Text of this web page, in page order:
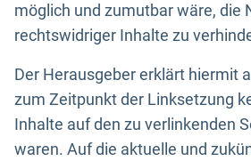
möglich und zumutbar wäre, die
rechtswidriger Inhalte zu
Der Herausgeber erklärt hiermit
zum Zeitpunkt der Linksetzung
Inhalte auf den zu verlinkenden
waren. Auf die aktuelle und